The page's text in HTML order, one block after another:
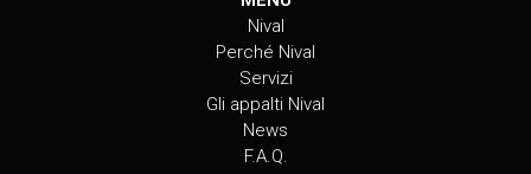
Nival
Perché Nival
Servizi
Gli appalti Nival
News
F.A.Q.